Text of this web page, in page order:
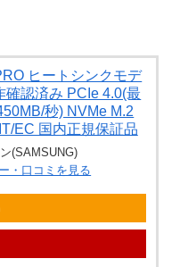
ヒートシンクモデ
確認済み PCIe 4.0(最
秒) NVMe M.2
EC 国内正規保証品
(SAMSUNG)
・口コミを見る